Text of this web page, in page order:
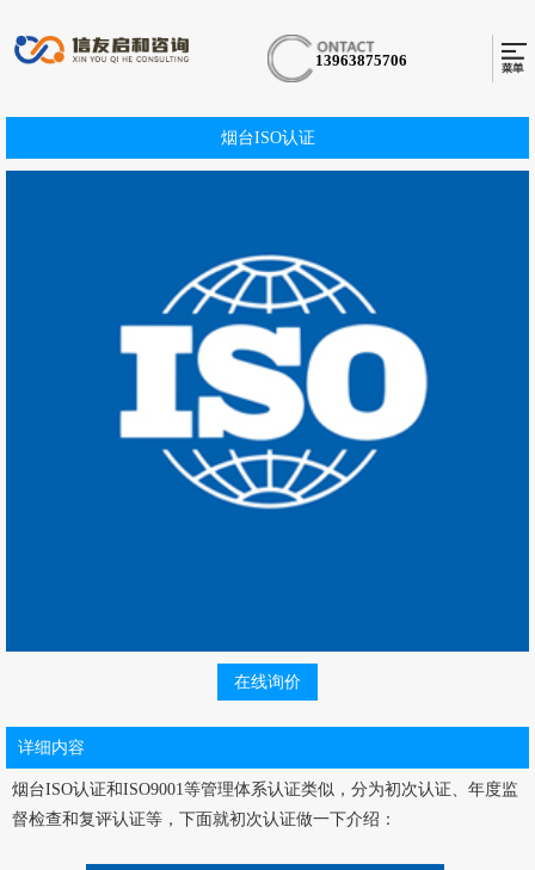
13963875706
烟台ISO认证
在线询价
详细内容
烟台ISO认证和ISO9001等管理体系认证类似，分为初次认证、年度监
督检查和复评认证等，下面就初次认证做一下介绍：